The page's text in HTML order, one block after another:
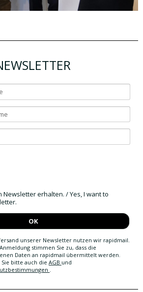
Newsletter erhalten. / Yes, I want to
OK
unserer Newsletter nutzen wir rapidmail.
stimmen Sie zu, dass die
Daten an rapidmail übermittelt werden.
Sie bitte auch die AGB und
.